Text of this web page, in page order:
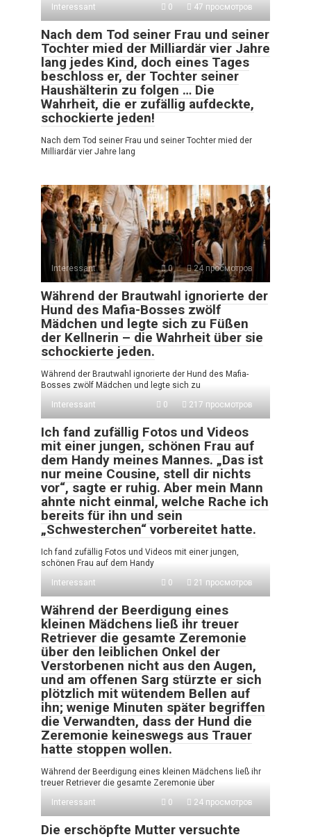
Interessant 0 47 просмотров
Nach dem Tod seiner Frau und seiner
Tochter mied der Milliardär vier Jahre
lang jedes Kind, doch eines Tages
beschloss er, der Tochter seiner
Haushälterin zu folgen … Die
Wahrheit, die er zufällig aufdeckte,
schockierte jeden!
Nach dem Tod seiner Frau und seiner Tochter mied der
Milliardär vier Jahre lang
Interessant 0 24 просмотров
Während der Brautwahl ignorierte der
Hund des Mafia-Bosses zwölf
Mädchen und legte sich zu Füßen
der Kellnerin – die Wahrheit über sie
schockierte jeden.
Während der Brautwahl ignorierte der Hund des Mafia-
Bosses zwölf Mädchen und legte sich zu
Interessant
0 217 просмотров
Ich fand zufällig Fotos und Videos
mit einer jungen, schönen Frau auf
dem Handy meines Mannes. „Das ist
nur meine Cousine, stell dir nichts
vor“, sagte er ruhig. Aber mein Mann
ahnte nicht einmal, welche Rache ich
bereits für ihn und sein
„Schwesterchen“ vorbereitet hatte.
Ich fand zufällig Fotos und Videos mit einer jungen,
schönen Frau auf dem Handy
Interessant
0 21 просмотров
Während der Beerdigung eines
kleinen Mädchens ließ ihr treuer
Retriever die gesamte Zeremonie
über den leiblichen Onkel der
Verstorbenen nicht aus den Augen,
und am offenen Sarg stürzte er sich
plötzlich mit wütendem Bellen auf
ihn; wenige Minuten später begriffen
die Verwandten, dass der Hund die
Zeremonie keineswegs aus Trauer
hatte stoppen wollen.
Während der Beerdigung eines kleinen Mädchens ließ ihr
treuer Retriever die gesamte Zeremonie über
Interessant
0 24 просмотров
Die erschöpfte Mutter versuchte